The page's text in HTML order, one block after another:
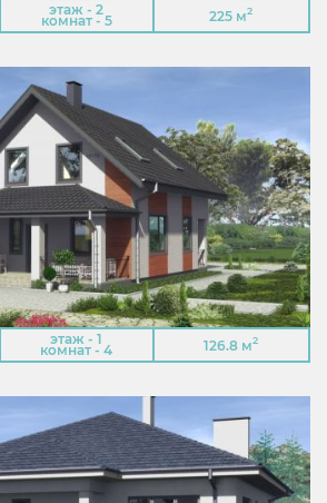
этаж - 2
комнат - 5 225 м2
этаж - 1
комнат - 4 126.8 м2